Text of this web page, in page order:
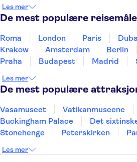
Sverige
Thailand Tyrkia
Les mer
De mest populære
Roma London Paris
Krakow
Amsterdam Berlin
Praha
Budapest Madrid
Alicante
Les mer
De mest populære
Vasamuseet Vatikanmuseene
Buckingham Palace
Det
Stonehenge
Peterskirken
Burj Khalifa
Keukenhof
Les mer